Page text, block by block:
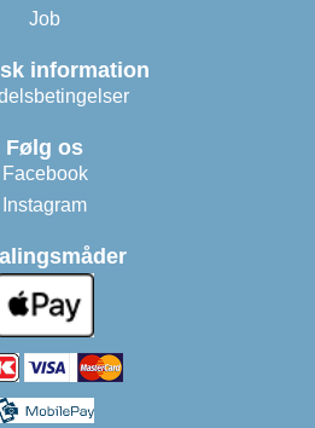
Job
information
Følg os
Facebook
Instagram